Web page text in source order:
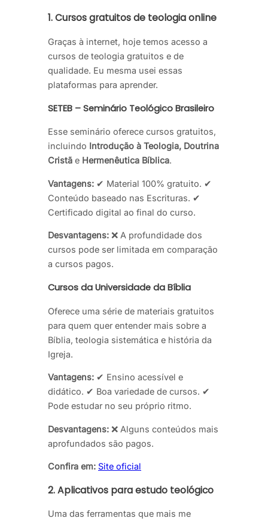
1. Cursos gratuitos de teologia online
Graças à internet, hoje temos acesso a
cursos de teologia gratuitos e de
qualidade. Eu mesma usei essas
plataformas para aprender.
SETEB – Seminário Teológico Brasileiro
Esse seminário oferece cursos gratuitos,
incluindo Introdução à Teologia, Doutrina
Cristã e Hermenêutica Bíblica.
Vantagens: ✔ Material 100% gratuito. ✔
Conteúdo baseado nas Escrituras. ✔
Certificado digital ao final do curso.
Desvantagens: ❌ A profundidade dos
cursos pode ser limitada em comparação
a cursos pagos.
Cursos da Universidade da Bíblia
Oferece uma série de materiais gratuitos
para quem quer entender mais sobre a
Bíblia, teologia sistemática e história da
Igreja.
Vantagens: ✔ Ensino acessível e
didático. ✔ Boa variedade de cursos. ✔
Pode estudar no seu próprio ritmo.
Desvantagens: ❌ Alguns conteúdos mais
aprofundados são pagos.
Confira em: Site oficial
2. Aplicativos para estudo teológico
Uma das ferramentas que mais me